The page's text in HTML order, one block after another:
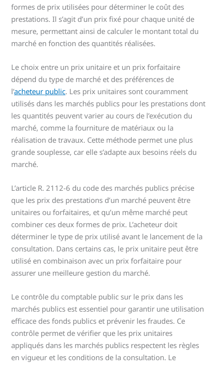
formes de prix utilisées pour déterminer le coût des
prestations. Il s’agit d’un prix fixé pour chaque unité de
mesure, permettant ainsi de calculer le montant total du
marché en fonction des quantités réalisées.
Le choix entre un prix unitaire et un prix forfaitaire
dépend du type de marché et des préférences de
l’acheteur public. Les prix unitaires sont couramment
utilisés dans les marchés publics pour les prestations dont
les quantités peuvent varier au cours de l’exécution du
marché, comme la fourniture de matériaux ou la
réalisation de travaux. Cette méthode permet une plus
grande souplesse, car elle s’adapte aux besoins réels du
marché.
L’article R. 2112-6 du code des marchés publics précise
que les prix des prestations d’un marché peuvent être
unitaires ou forfaitaires, et qu’un même marché peut
combiner ces deux formes de prix. L’acheteur doit
déterminer le type de prix utilisé avant le lancement de la
consultation. Dans certains cas, le prix unitaire peut être
utilisé en combinaison avec un prix forfaitaire pour
assurer une meilleure gestion du marché.
Le contrôle du comptable public sur le prix dans les
marchés publics est essentiel pour garantir une utilisation
efficace des fonds publics et prévenir les fraudes. Ce
contrôle permet de vérifier que les prix unitaires
appliqués dans les marchés publics respectent les règles
en vigueur et les conditions de la consultation. Le